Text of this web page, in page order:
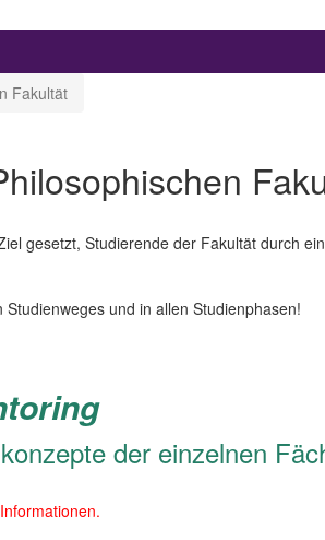
Fakultät
gesetzt, Studierende der Fakultät durch
und in allen Studienphasen!
der einzelnen